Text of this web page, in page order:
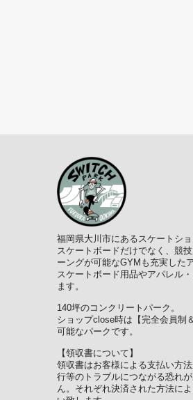
福岡県大川市にあるスケートショ
スケートボードだけでなく、競
ーングが可能なGYMも充実した
スケートボード用品やアパレル
ます。
140坪のコンクリートパーク。
ショップclose時は【完全会員制
可能なパークです。
【領収書について】
領収書はお客様による支払い方
行等のトラブルにつながる恐れ
ん。それぞれ決済された方法に